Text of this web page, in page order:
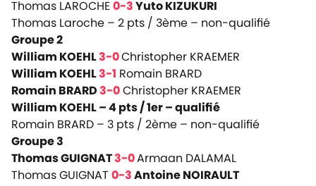
Thomas LAROCHE0-3Yuto KIZUKURI
Thomas Laroche – 2 pts / 3ème – non-qualifié
Groupe 2
William KOEHL3-0Christopher KRAEMER
William KOEHL3-1 Romain BRARD
Romain BRARD3-0Christopher KRAEMER
William KOEHL – 4 pts / 1er– qualifié
Romain BRARD – 3 pts / 2ème – non-qualifié
Groupe 3
Thomas GUIGNAT3-0Armaan DALAMAL
Thomas GUIGNAT 0-3Antoine NOIRAULT